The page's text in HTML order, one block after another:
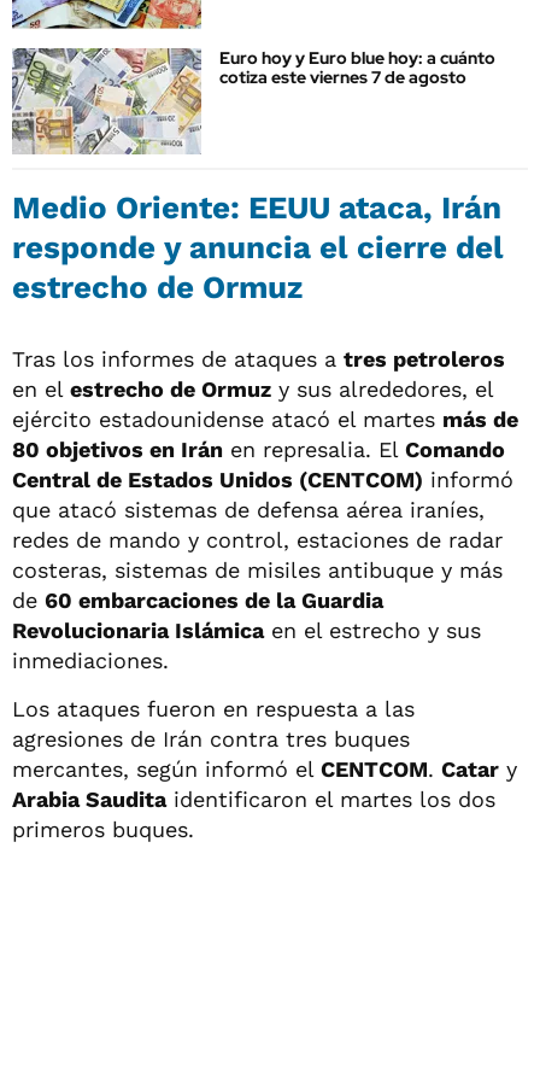
Euro hoy y Euro blue hoy: a cuánto
cotiza este viernes 7 de agosto
Medio Oriente: EEUU ataca, Irán
responde y anuncia el cierre del
estrecho de Ormuz
Tras los informes de ataques a tres petroleros
en el estrecho de Ormuz y sus alrededores, el
ejército estadounidense atacó el martes más de
80 objetivos en Irán en represalia. El Comando
Central de Estados Unidos (CENTCOM) informó
que atacó sistemas de defensa aérea iraníes,
redes de mando y control, estaciones de radar
costeras, sistemas de misiles antibuque y más
de 60 embarcaciones de la Guardia
Revolucionaria Islámicaen el estrecho y sus
inmediaciones.
Los ataques fueron en respuesta a las
agresiones de Irán contra tres buques
mercantes, según informó el CENTCOM. Catar y
Arabia Sauditaidentificaron el martes los dos
primeros buques.